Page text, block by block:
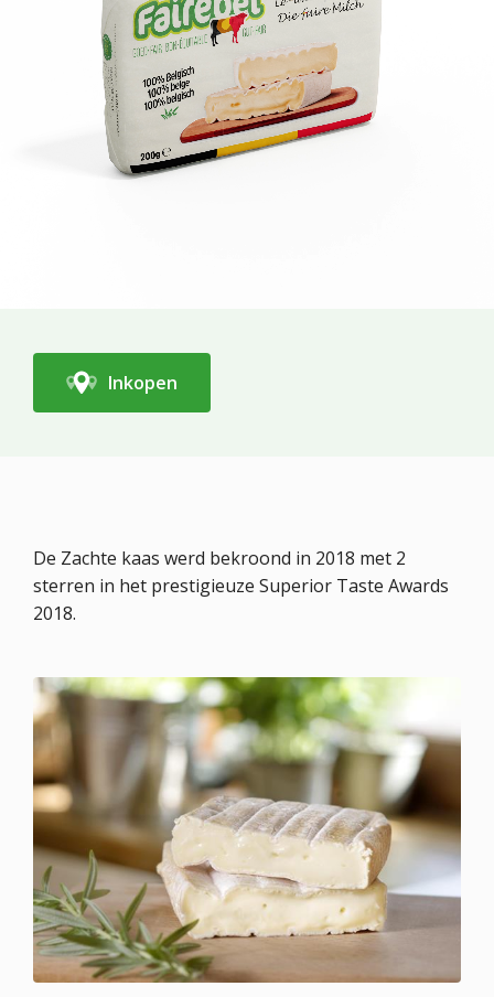
Inkopen
De Zachte kaas werd bekroond in 2018 met 2
sterren in het prestigieuze Superior Taste Awards
2018.